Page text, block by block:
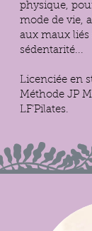
physique,
mode de vie,
aux maux liés
sédentarité...
Licenciée en
Méthode JP
LF'Pilates.